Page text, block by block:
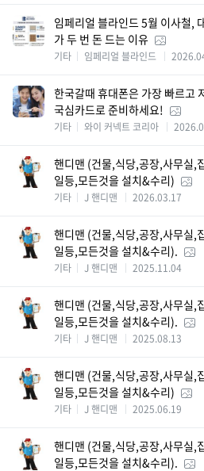
임페리얼 블라인드 5월 이사철,
가 두 번 돈 드는 이유
기타 임페리얼 블라인드
한국갈때 휴대폰은 가장 빠르고
국심카드로 준비하세요!
기타 와이 커넥트 코리아
핸디맨 (건물,식당,공장,사무실,
일등,모든것을 설치&수리)
기타 J 핸디맨 2026.03.17
핸디맨 (건물,식당,공장,사무실,
일등,모든것을 설치&수리).
기타 J 핸디맨 2025.11.04
핸디맨 (건물,식당,공장,사무실,
일등,모든것을 설치&수리).
기타 J 핸디맨 2025.08.13
핸디맨 (건물,식당,공장,사무실,
일등,모든것을 설치&수리)
기타 J 핸디맨 2025.06.19
핸디맨 (건물,식당,공장,사무실,
일등,모든것을 설치&수리).